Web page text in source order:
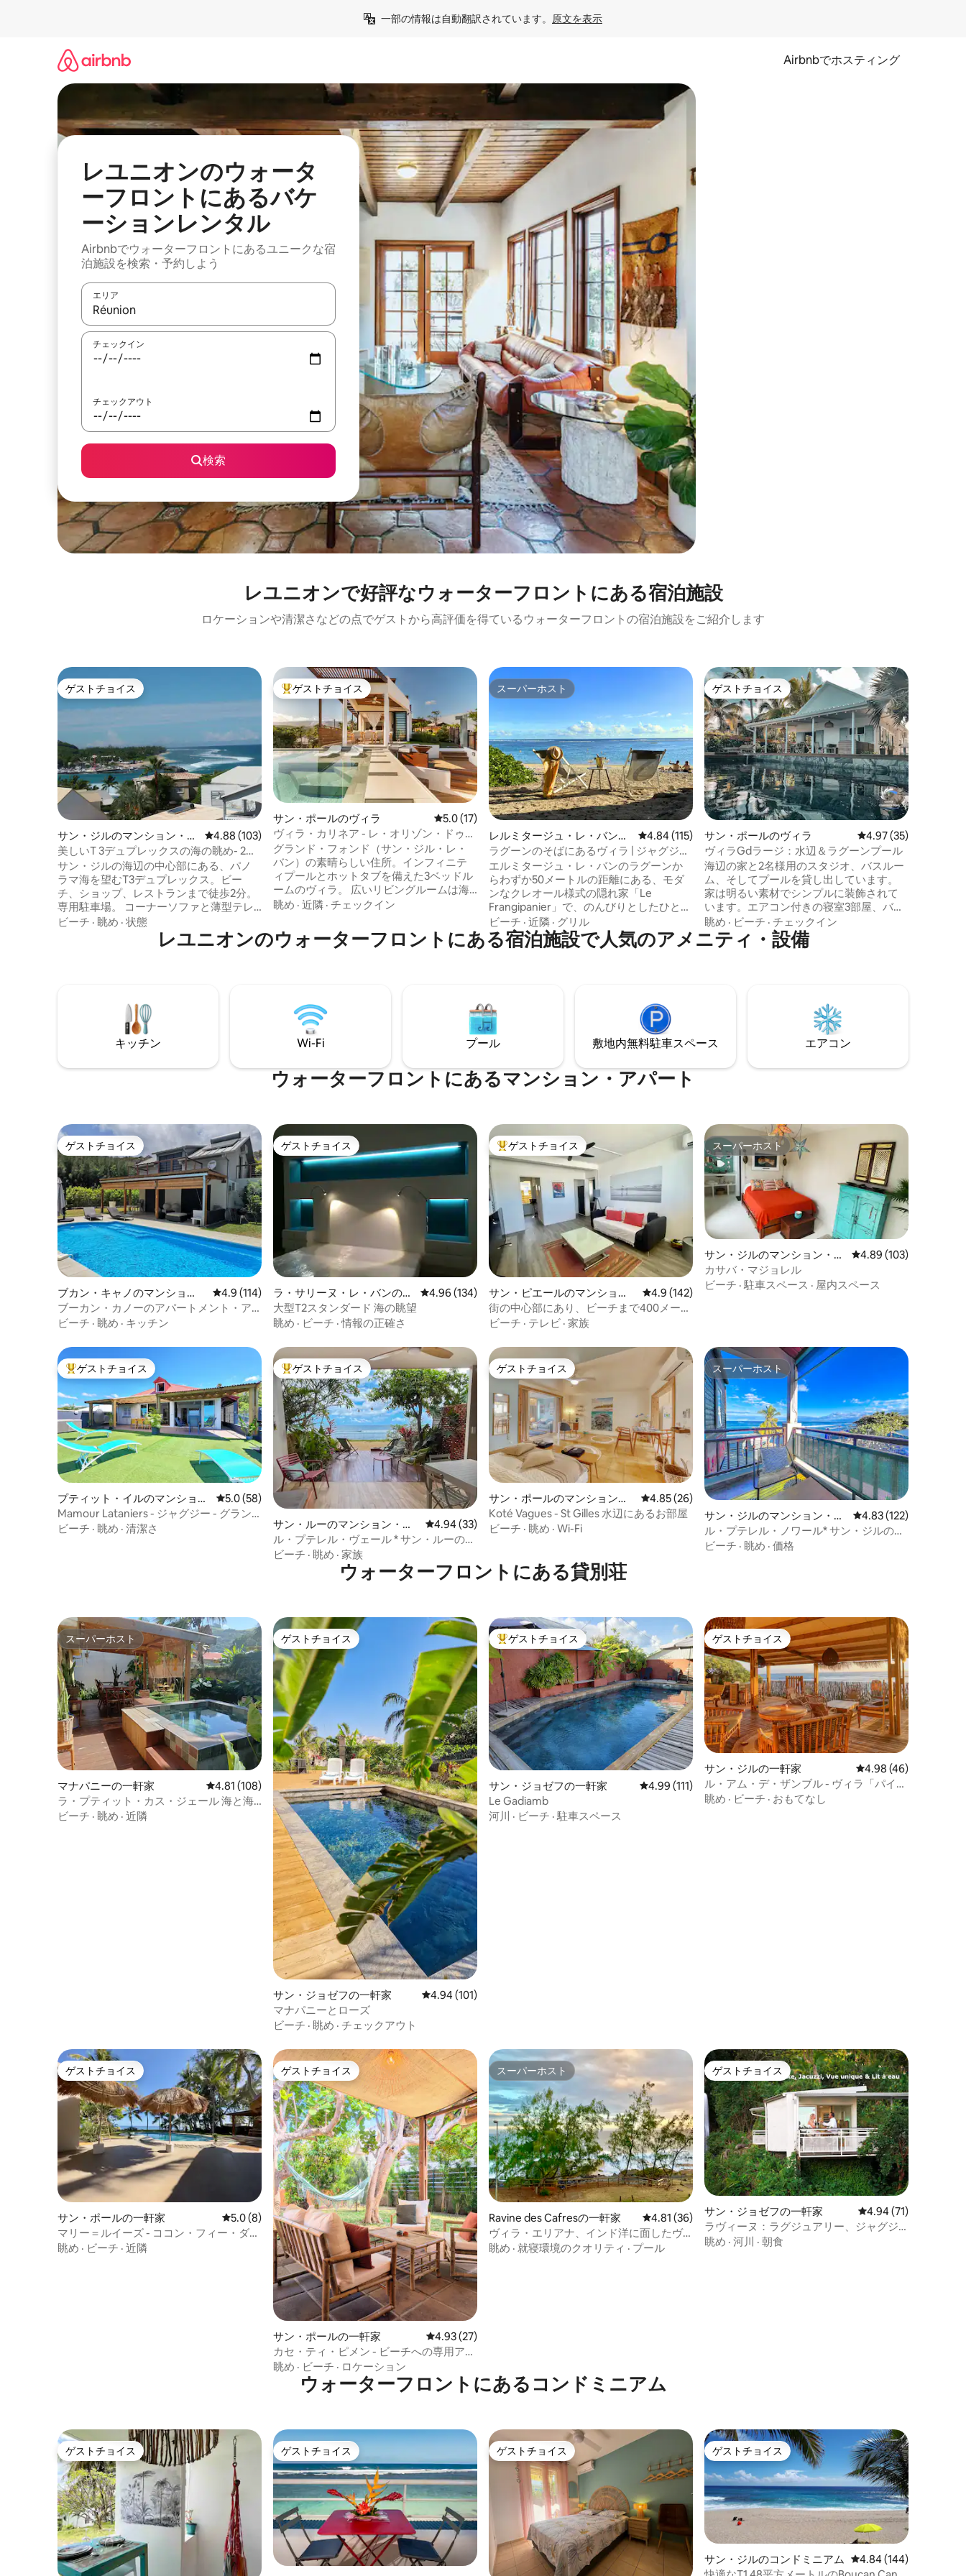
一部の情報は自動翻訳されています。 原文を表示
Airbnbでホスティング
レユニオンのウォータ
ーフロントにあるバケ
ーションレンタル
Airbnbでウォーターフロントにあるユニークな宿
泊施設を検索・予約しよう
エリア
検索結果が表示されたら、上下の矢印キーを使って移動するか、画面をタッチまたはスワイプして検索結果を確認することができます。
チェックイン
チェックアウト
検索
レユニオンで好評なウォーターフロントにある宿泊施設
ロケーションや清潔さなどの点でゲストから高評価を得ているウォーターフロントの宿泊施設をご紹介します
ゲストチョイス
ゲストチョイス
サン・ジルのマンション・ア
パート
レビュー103件、5つ星中4.88つ星の平均評価
4.88 (103)
美しいT 3デュプレックスの海の眺め- 2ベ
ッドルーム
サン・ジルの海辺の中心部にある、パノ
ラマ海を望むT3デュプレックス。ビー
チ、ショップ、レストランまで徒歩2分。
専用駐車場。 コーナーソファと薄型テレ
ビを備えたリビング✅ルーム ソファとダ
イニングエリアを備えた✅美しいテラスか
らは海が見えます クイーンサイズベッド
ン、電子レンジ、冷凍庫、洗濯機、食器
洗い機、コーヒーメーカー、ネスプレッ
ソ…） シャワー付きバス✅ルーム（ヘアド
ライヤー） 独立した✅トイレ
ビーチ · 眺め · 状態
大好評のゲストチョイスです。
ゲストチョイス
サン・ポールのヴィラ レビュー17件、5つ星中5.0つ星の平均評価
5.0 (17)
ヴィラ・カリネア - レ・オリゾン・ドゥ・
グラン・フォン
グランド・フォンド（サン・ジル・レ・
バン）の素晴らしい住所。インフィニテ
ィプールとホットタブを備えた3ベッドル
ームのヴィラ。 広いリビングルームは海
と山に囲まれています。屋内外のリビン
マーラウンジ、屋根付きテラス、ファイ
ヤーピット、天然石の屋外シャワー、ト
リザン）、レストラン、ショップ、ナイ
トライフまで数分。大きなプライベート
眺め · 近隣 · チェックイン
スーパーホスト
スーパーホスト
レルミタージュ・レ・バンの
一軒家
レビュー115件、5つ星中4.84つ星の平均評価
4.84 (115)
ラグーンのそばにあるヴィラ | ジャグジー
とパドルボード
エルミタージュ・レ・バンのラグーンか
らわずか50メートルの距離にある、モダ
ンなクレオール様式の隠れ家「Le
Frangipanier」で、のんびりとしたひとと
きをお過ごしください。この3寝室のお部
屋は、7名様が快適に宿泊可能です。高級
ジャグジーとバーベキューグリルが備わ
連れに最適です。モダンな快適さをお楽
しみください。また、レユニオン島で最
も日当たりの良い海岸へのアクセスも便
利です。
ビーチ · 近隣 · グリル
ゲストチョイス
ゲストチョイス
サン・ポールのヴィラ レビュー35件、5つ
4.97 (35)
ヴィラGdラージ：水辺＆ラグーンプール
海辺の家と2名様用のスタジオ、バスルー
ム、そしてプールを貸し出しています。
家は明るい素材でシンプルに装飾されて
います。エアコン付きの寝室3部屋、バス
ルーム1部屋、エアコン付きのリビングル
ーム、設備の整ったキッチン。ビーチへ
はゲートから直接アクセスできます。エ
があります。プール：深さはありませ
ん。 手入れの行き届いたゲストの方にお
すすめです。 ヴィラはGDFの5つ星を獲得
しました
眺め · ビーチ · チェックイン
レユニオンのウォーターフロントにある宿泊施設で人気のアメニティ・設備
キッチン Wi-Fi プール 敷地内無料駐⁠車ス⁠ペ⁠ー⁠ス エアコン
ウォーターフロントにあるマンション・アパート
ゲストチョイス
ゲストチョイス
ブカン・キャノのマンショ
ン・アパート
レビュー114件、5つ星中4.9つ星の平均評価
4.9 (114)
ブーカン・カノーのアパートメント・ア
パリ
ビーチ · 眺め · キッチン
ゲストチョイス
ゲストチョイス
ラ・サリーヌ・レ・バンのマ
ンション・アパート
レビュー134件、5つ星中4.96つ星の平均評価
4.96 (134)
大型T2スタンダード 海の眺望
眺め · ビーチ ·情報の正確さ
大好評のゲストチョイスです。
ゲストチョイス
サン・ピエールのマンショ
ン・アパート
レビュー142件、5つ星中4.9つ星の平均評価
4.9 (142)
街の中心部にあり、ビーチまで400メート
ル
ビーチ · テレビ · 家族
スーパーホスト
スーパーホスト
サン・ジルのマンション・ア
パート
レビュー103件、5つ
4.89 (103)
カサバ・マジョレル
ビーチ · 駐車スペース · 屋内スペース
大好評のゲストチョイスです。
ゲストチョイス
プティット・イルのマンショ
ン・アパート
レビュー58件、5つ星中5.0つ星の平均評価
5.0 (58)
Mamour Lataniers - ジャグジー - グラン
ド・アンス
ビーチ · 眺め · 清潔さ
大好評のゲストチョイスです。
ゲストチョイス
サン・ルーのマンション・ア
パート
レビュー33件、5つ星中4.94つ星の平均評価
4.94 (33)
ル・プテレル・ヴェール * サン・ルーのビ
ーチにあるアパート
ビーチ · 眺め · 家族
ゲストチョイス
ゲストチョイス
サン・ポールのマンション・
アパート
レビュー26件、5つ星中4.85つ星の平均評価
4.85 (26)
Koté Vagues - St Gilles 水辺にあるお部屋
ビーチ · 眺め · Wi-Fi
スーパーホスト
スーパーホスト
サン・ジルのマンション・ア
パート
レビュー122件、5つ
4.83 (122)
ル・プテレル・ノワール* サン・ジルのビ
ーチフロントアパートメント
ビーチ · 眺め · 価格
ウォーターフロントにある貸別荘
スーパーホスト
スーパーホスト
マナパニーの一軒家 レビュー108件、5つ星中4.81つ星の平均評価
4.81 (108)
ラ・プティット・カス・ジェール 海と海
の眺めまで徒歩3分
ビーチ · 眺め · 近隣
ゲストチョイス
ゲストチョイス
サン・ジョゼフの一軒家 レビュー101件、5つ星中4.94つ星の平均評価
4.94 (101)
マナパニーとローズ
ビーチ · 眺め · チェックアウト
大好評のゲストチョイスです。
ゲストチョイス
サン・ジョゼフの一軒家 レビュー111件、5つ星中4.99つ星の平均評価
4.99 (111)
Le Gadiamb
河川 · ビーチ ·駐車スペース
ゲストチョイス
ゲストチョイス
サン・ジルの一軒家 レビュー46件、5つ星
4.98 (46)
ル・アム・デ・ザンブル - ヴィラ「パイ
ユ・アン・キュー」
眺め · ビーチ · おもてなし
ゲストチョイス
ゲストチョイス
サン・ポールの一軒家 レビュー8件、5つ星中5.0つ星の平均評価
5.0 (8)
マリー＝ルイーズ - ココン・フィー・ダ
ン・ラグーン - ブーカン
眺め · ビーチ · 近隣
ゲストチョイス
ゲストチョイス
サン・ポールの一軒家 レビュー27件、5つ星中4.93つ星の平均評価
4.93 (27)
カセ・ティ・ピメン - ビーチへの専用アク
セス
眺め · ビーチ · ロケーション
スーパーホスト
スーパーホスト
Ravine des Cafresの一軒家 レビュー36件、5つ星中4.81つ星の平均評価
4.81 (36)
ヴィラ・エリアナ、インド洋に面したヴ
ィラ
眺め · 就寝環境のクオリティ · プール
ゲストチョイス
ゲストチョイス
サン・ジョゼフの一軒家 レビュー71件、5つ
4.94 (71)
ラヴィーヌ：ラグジュアリー、ジャグジ
ー、ユニークな景色、ウォーターベッド
眺め · 河川 · 朝食
ウォーターフロントにあるコンドミニアム
ゲストチョイス
ゲストチョイス ゲストチョイス
ゲストチョイス ゲストチョイス
ゲストチョイス ゲストチョイス
ゲストチョイス
サン・ジルのコンドミニアム レビュー144件、5つ
4.84 (144)